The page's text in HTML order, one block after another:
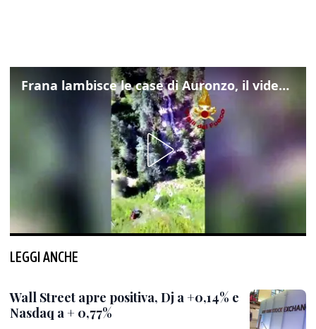
Frana lambisce le case di Auronzo, il video dall'elicottero dei vigili del fuoco
LEGGI ANCHE
Wall Street apre positiva, Dj a +0,14% e
Nasdaq a + 0,77%